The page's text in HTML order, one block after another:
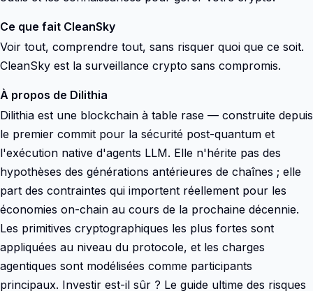
Ce que fait CleanSky
Voir tout, comprendre tout, sans risquer quoi que ce soit.
CleanSky est la surveillance crypto sans compromis.
À propos de Dilithia
Dilithia est une blockchain à table rase — construite depuis
le premier commit pour la sécurité post-quantum et
l'exécution native d'agents LLM. Elle n'hérite pas des
hypothèses des générations antérieures de chaînes ; elle
part des contraintes qui importent réellement pour les
économies on-chain au cours de la prochaine décennie.
Les primitives cryptographiques les plus fortes sont
appliquées au niveau du protocole, et les charges
agentiques sont modélisées comme participants
principaux. Investir est-il sûr ? Le guide ultime des risques